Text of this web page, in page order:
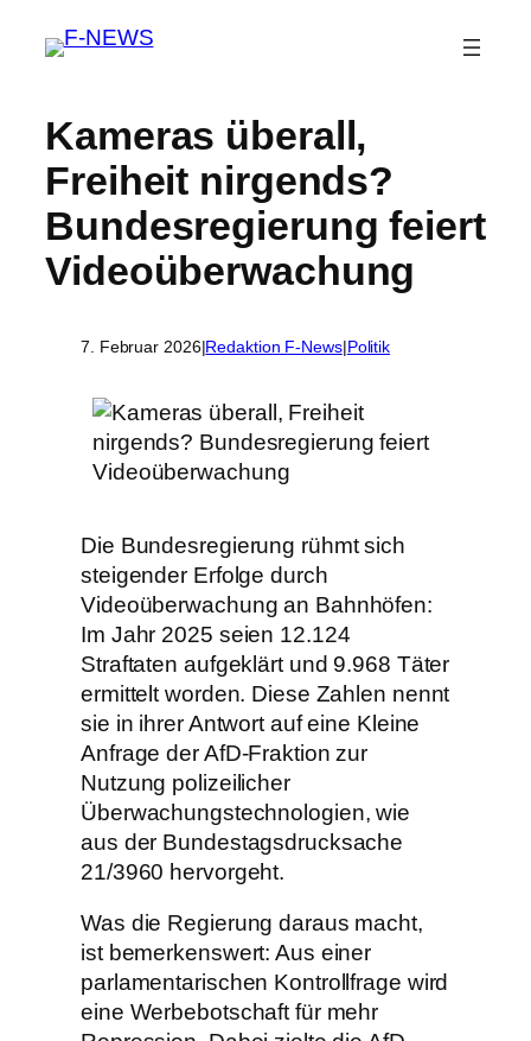
Kameras überall,
Freiheit nirgends?
Bundesregierung feiert
Videoüberwachung
7. Februar 2026|Redaktion F-News|Politik
Die Bundesregierung rühmt sich
steigender Erfolge durch
Videoüberwachung an Bahnhöfen:
Im Jahr 2025 seien 12.124
Straftaten aufgeklärt und 9.968 Täter
ermittelt worden. Diese Zahlen nennt
sie in ihrer Antwort auf eine Kleine
Anfrage der AfD-Fraktion zur
Nutzung polizeilicher
Überwachungstechnologien, wie
aus der Bundestagsdrucksache
21/3960 hervorgeht.
Was die Regierung daraus macht,
ist bemerkenswert: Aus einer
parlamentarischen Kontrollfrage wird
eine Werbebotschaft für mehr